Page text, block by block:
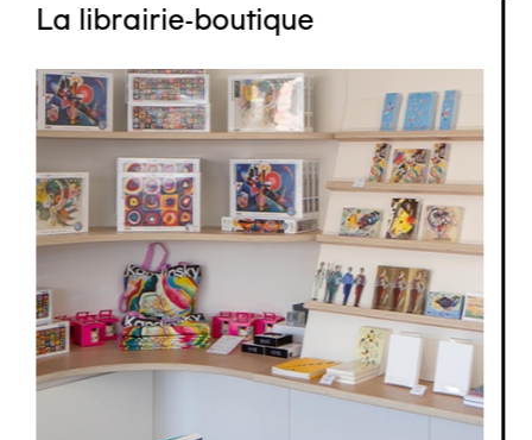
La librairie-boutique
Image